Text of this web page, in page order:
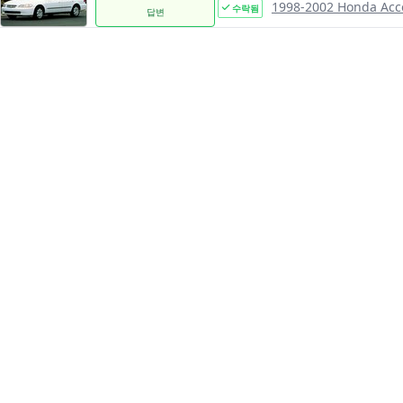
답변 수락됨 1998-2002 Honda